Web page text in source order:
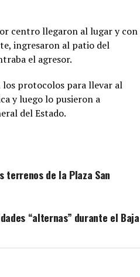
centro llegaron al lugar y con
ingresaron al patio del
el agresor.
protocolos para llevar al
y luego lo pusieron a
del Estado.
terrenos de la Plaza San
“alternas” durante el Baja